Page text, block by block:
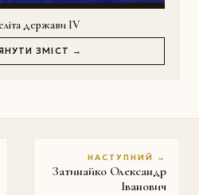
держави IV
ЗМІСТ →
НАСТУПНИЙ →
Затинайко Олександр
Іванович